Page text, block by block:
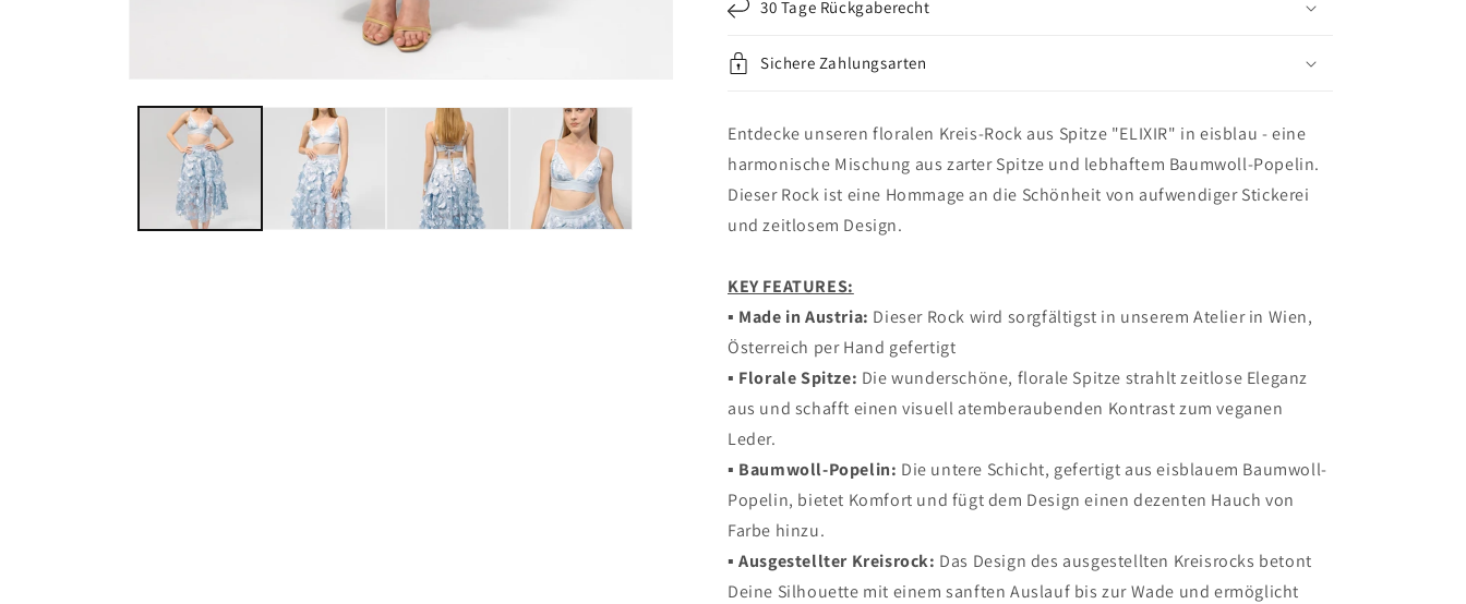
30 Tage Rückgaberecht
Sichere Zahlungsarten
Entdecke unseren floralen Kreis-Rock aus Spitze "ELIXIR" in eisblau - eine
harmonische Mischung aus zarter Spitze und lebhaftem Baumwoll-Popelin.
Dieser Rock ist eine Hommage an die Schönheit von aufwendiger Stickerei
und zeitlosem Design.
KEY FEATURES:
▪︎ Made in Austria: Dieser Rock wird sorgfältigst in unserem Atelier in Wien,
Österreich per Hand gefertigt
▪︎ Florale Spitze: Die wunderschöne, florale Spitze strahlt zeitlose Eleganz
aus und schafft einen visuell atemberaubenden Kontrast zum veganen
Leder.
▪︎ Baumwoll-Popelin: Die untere Schicht, gefertigt aus eisblauem Baumwoll-
Popelin, bietet Komfort und fügt dem Design einen dezenten Hauch von
Farbe hinzu.
▪︎ Ausgestellter Kreisrock: Das Design des ausgestellten Kreisrocks betont
Deine Silhouette mit einem sanften Auslauf bis zur Wade und ermöglicht